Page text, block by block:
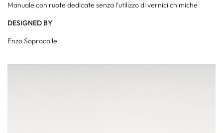
Manuale con ruote dedicate senza l'utilizzo di vernici chimiche
DESIGNED BY
Enzo Sopracolle